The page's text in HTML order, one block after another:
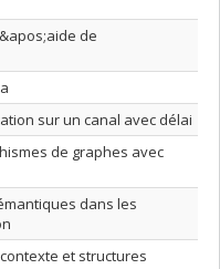
de
sur un canal avec délai
de graphes avec
dans les
et structures